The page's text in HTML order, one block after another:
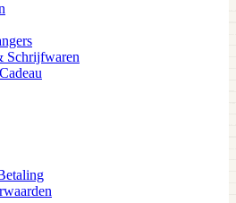
Schrijfwaren